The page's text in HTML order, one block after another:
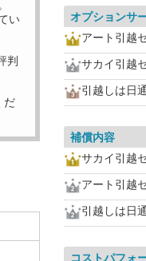
い
判
だ
オプションサ
アート引越
サカイ引越
引越しは日通
補償内容
サカイ引越
アート引越
引越しは日通
コストパフォ